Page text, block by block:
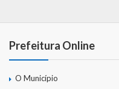
Prefeitura Online
O Município